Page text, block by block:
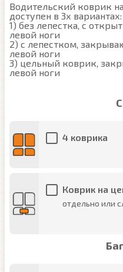
Водительский коврик
доступен в 3х вариантах:
1) без лепестка, с
левой ноги
2) с лепестком,
левой ноги
3) цельный коврик,
левой ноги
4 коврика
Коврик на
отдельно или